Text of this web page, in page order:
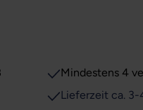
verfügbar.)
Mindestens 4
Lieferzeit ca. 3-